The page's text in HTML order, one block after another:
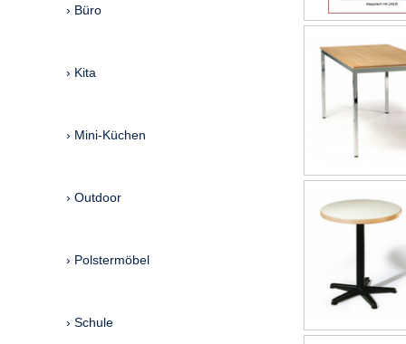
Büro
Kita
Mini-Küchen
Outdoor
Polstermöbel
Schule